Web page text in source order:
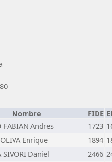
Nombre FIDE
FABIAN Andres 1723
OLIVA Enrique 1894
SIVORI Daniel 2466